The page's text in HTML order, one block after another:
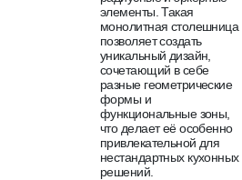
элементы. Такая
монолитная столешница
позволяет создать
уникальный дизайн,
сочетающий в себе
разные геометрические
формы и
функциональные зоны,
что делает её особенно
привлекательной для
нестандартных кухонных
решений.